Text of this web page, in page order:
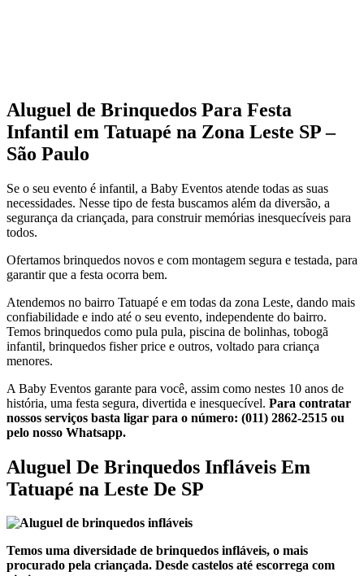
Aluguel de Brinquedos Para Festa
Infantil em Tatuapé na Zona Leste SP –
São Paulo
Se o seu evento é infantil, a Baby Eventos atende todas as suas
necessidades. Nesse tipo de festa buscamos além da diversão, a
segurança da criançada, para construir memórias inesquecíveis para
todos.
Ofertamos brinquedos novos e com montagem segura e testada, para
garantir que a festa ocorra bem.
Atendemos no bairro Tatuapé e em todas da zona Leste, dando mais
confiabilidade e indo até o seu evento, independente do bairro.
Temos brinquedos como pula pula, piscina de bolinhas, tobogã
infantil, brinquedos fisher price e outros, voltado para criança
menores.
A Baby Eventos garante para você, assim como nestes 10 anos de
história, uma festa segura, divertida e inesquecível. Para contratar
nossos serviços basta ligar para o número: (011) 2862-2515 ou
pelo nosso Whatsapp.
Aluguel De Brinquedos Infláveis Em
Tatuapé na Leste De SP
Temos uma diversidade de brinquedos infláveis, o mais
procurado pela criançada. Desde castelos até escorrega com